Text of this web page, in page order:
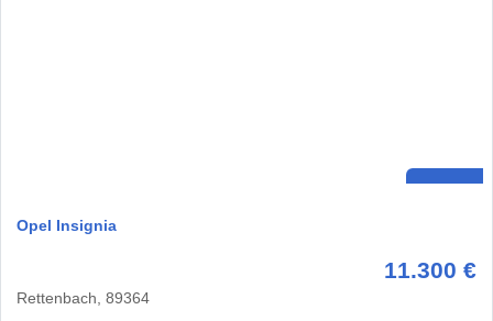
Opel Insignia
11.300 €
Rettenbach, 89364